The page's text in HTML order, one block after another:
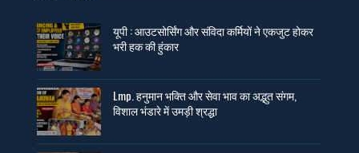
यूपी : आउटसोर्सिंग और संविदा कर्मियों ने एकजुट होकर
भरी हक की हुंकार
Lmp. हनुमान भक्ति और सेवा भाव का अद्भुत संगम,
विशाल भंडारे में उमड़ी श्रद्धा